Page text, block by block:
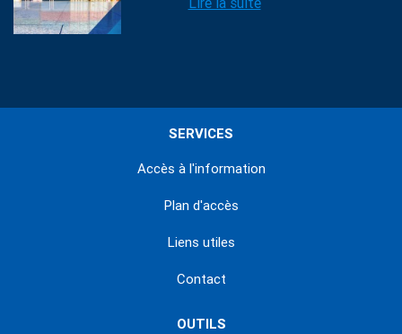
Lire la suite
SERVICES
Accès à l'information
Plan d'accès
Liens utiles
Contact
OUTILS